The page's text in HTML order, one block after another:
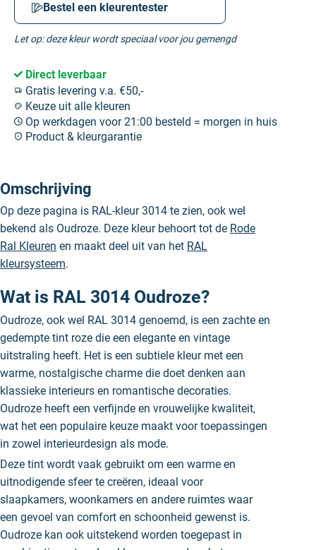
Bestel een kleurentester
Let op: deze kleur wordt speciaal voor jou gemengd
Direct leverbaar
Gratis levering v.a. €50,-
Keuze uit alle kleuren
Op werkdagen voor 21:00 besteld = morgen in huis
Product & kleurgarantie
Omschrijving
Op deze pagina is RAL-kleur 3014 te zien, ook wel
bekend als Oudroze. Deze kleur behoort tot de Rode
Ral Kleuren en maakt deel uit van het RAL
kleursysteem.
Wat is RAL 3014 Oudroze?
Oudroze, ook wel RAL 3014 genoemd, is een zachte en
gedempte tint roze die een elegante en vintage
uitstraling heeft. Het is een subtiele kleur met een
warme, nostalgische charme die doet denken aan
klassieke interieurs en romantische decoraties.
Oudroze heeft een verfijnde en vrouwelijke kwaliteit,
wat het een populaire keuze maakt voor toepassingen
in zowel interieurdesign als mode.
Deze tint wordt vaak gebruikt om een warme en
uitnodigende sfeer te creëren, ideaal voor
slaapkamers, woonkamers en andere ruimtes waar
een gevoel van comfort en schoonheid gewenst is.
Oudroze kan ook uitstekend worden toegepast in